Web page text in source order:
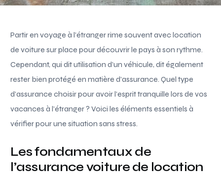
Partir en voyage à l’étranger rime souvent avec location
de voiture sur place pour découvrir le pays à son rythme.
Cependant, qui dit utilisation d’un véhicule, dit également
rester bien protégé en matière d’assurance. Quel type
d’assurance choisir pour avoir l’esprit tranquille lors de vos
vacances à l’étranger ? Voici les éléments essentiels à
vérifier pour une situation sans stress.
Les fondamentaux de
l’assurance voiture de location